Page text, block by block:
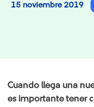
15 noviembre 2019
Cuando llega una
es importante tener